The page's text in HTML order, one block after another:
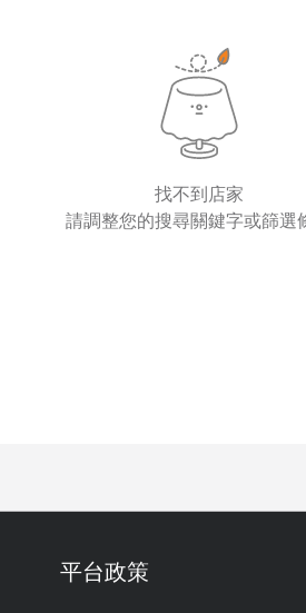
找不到店家
請調整您的搜尋關鍵字或篩選
平台政策